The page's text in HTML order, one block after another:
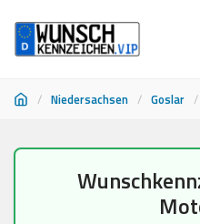
/ Niedersachsen / Goslar /